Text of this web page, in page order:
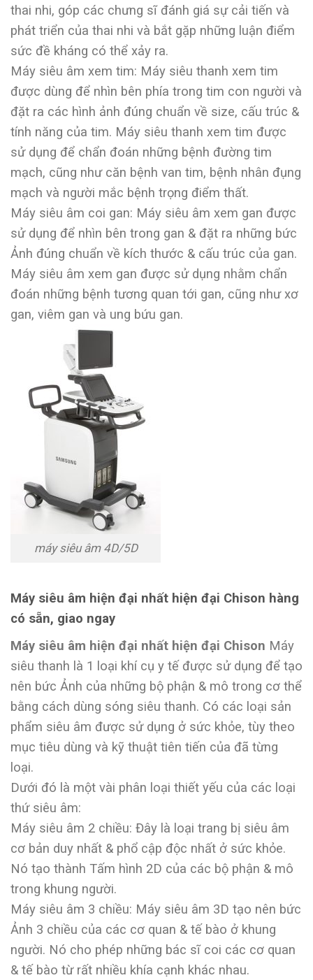
thai nhi, góp các chưng sĩ đánh giá sự cải tiến và
phát triển của thai nhi và bắt gặp những luận điểm
sức đề kháng có thể xảy ra.
Máy siêu âm xem tim: Máy siêu thanh xem tim
được dùng để nhìn bên phía trong tim con người và
đặt ra các hình ảnh đúng chuẩn về size, cấu trúc &
tính năng của tim. Máy siêu thanh xem tim được
sử dụng để chẩn đoán những bệnh đường tim
mạch, cũng như căn bệnh van tim, bệnh nhân đụng
mạch và người mắc bệnh trọng điểm thất.
Máy siêu âm coi gan: Máy siêu âm xem gan được
sử dụng để nhìn bên trong gan & đặt ra những bức
Ảnh đúng chuẩn về kích thước & cấu trúc của gan.
Máy siêu âm xem gan được sử dụng nhằm chẩn
đoán những bệnh tương quan tới gan, cũng như xơ
gan, viêm gan và ung bứu gan.
máy siêu âm 4D/5D
Máy siêu âm hiện đại nhất hiện đại Chison hàng
có sẵn, giao ngay
Máy siêu âm hiện đại nhất hiện đại Chison Máy
siêu thanh là 1 loại khí cụ y tế được sử dụng để tạo
nên bức Ảnh của những bộ phận & mô trong cơ thể
bằng cách dùng sóng siêu thanh. Có các loại sản
phẩm siêu âm được sử dụng ở sức khỏe, tùy theo
mục tiêu dùng và kỹ thuật tiên tiến của đã từng
loại.
Dưới đó là một vài phân loại thiết yếu của các loại
thứ siêu âm:
Máy siêu âm 2 chiều: Đây là loại trang bị siêu âm
cơ bản duy nhất & phổ cập độc nhất ở sức khỏe.
Nó tạo thành Tấm hình 2D của các bộ phận & mô
trong khung người.
Máy siêu âm 3 chiều: Máy siêu âm 3D tạo nên bức
Ảnh 3 chiều của các cơ quan & tế bào ở khung
người. Nó cho phép những bác sĩ coi các cơ quan
& tế bào từ rất nhiều khía cạnh khác nhau.